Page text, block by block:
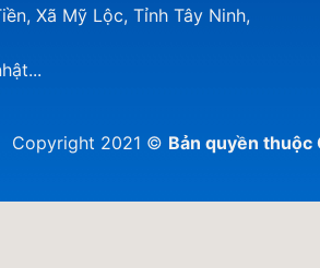
Xã Mỹ Lộc, Tỉnh Tây Ninh,
Copyright 2021 © Bản quyền thuộc